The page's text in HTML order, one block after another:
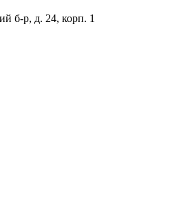
б-р, д. 24, корп. 1